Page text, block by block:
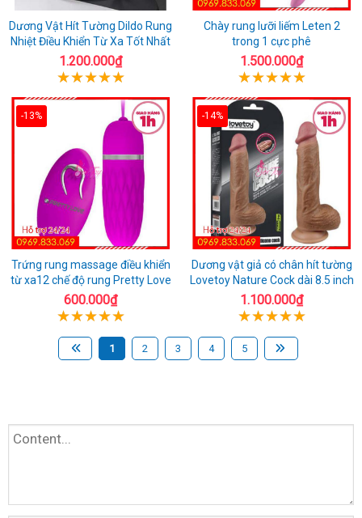
Dương Vật Hít Tường Dildo Rung
Nhiệt Điều Khiển Từ Xa Tốt Nhất
1.200.000₫
Chày rung lưỡi liếm Leten 2
trong 1 cực phê
1.500.000₫
-13%
Trứng rung massage điều khiển
từ xa12 chế độ rung Pretty Love
600.000₫
-14%
Dương vật giả có chân hít tường
Lovetoy Nature Cock dài 8.5 inch
1.100.000₫
1 2 3 4 5